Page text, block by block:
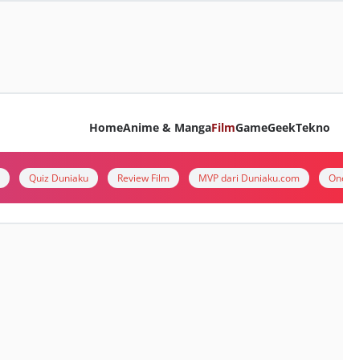
HomeAnime & MangaFilmGameGeekTekno
Quiz Duniaku Review Film MVP dari Duniaku.com